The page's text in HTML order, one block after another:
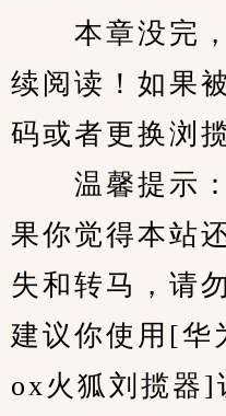
本章没完，
续阅读！如果
码或者更换浏
温馨提示：
果你觉得本站
失和转马，请
建议你使用[
ox火狐刘揽器]